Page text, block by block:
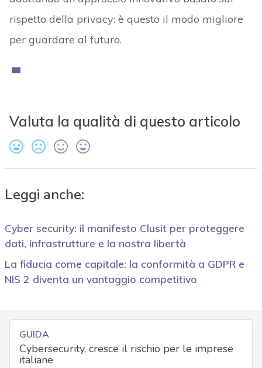
rispetto della privacy: è questo il modo migliore
per guardare al futuro.
Valuta la qualità di questo articolo
Leggi anche:
Cyber security: il manifesto Clusit per proteggere
dati, infrastrutture e la nostra libertà
La fiducia come capitale: la conformità a GDPR e
NIS 2 diventa un vantaggio competitivo
GUIDA
Cybersecurity, cresce il rischio per le imprese
italiane